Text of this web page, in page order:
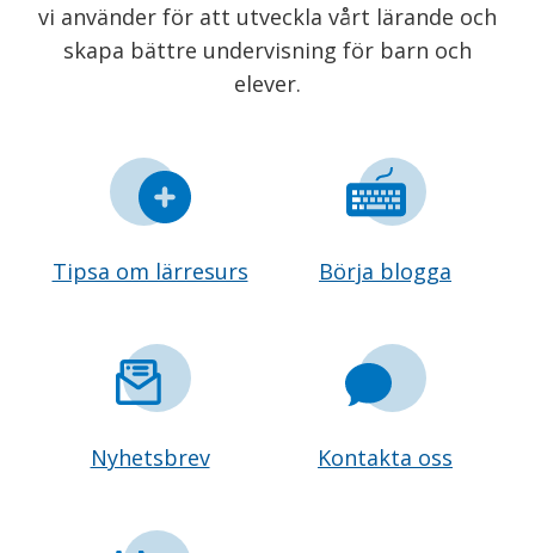
vi använder för att utveckla vårt lärande och
skapa bättre undervisning för barn och
elever.
Tipsa om lärresurs Börja blogga
Nyhetsbrev Kontakta oss